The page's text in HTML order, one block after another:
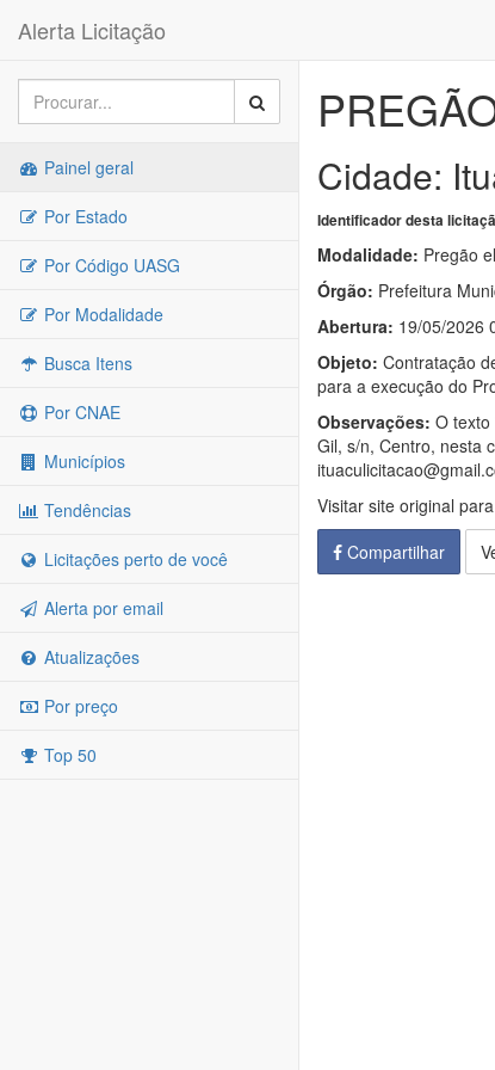
Alerta Licitação
Painel geral
Por Estado
Por Código UASG
Por Modalidade
Busca Itens
Por CNAE
Municípios
Tendências
Licitações perto de você
Alerta por email
Atualizações
Por preço
Top 50
Cidade:
Identificador desta
Modalidade: Pregão
Órgão: Prefeitura
Abertura: 19/05/2026
Objeto: Contratação
para a execução do
Observações: O
Gil, s/n, Centro, nesta
Visitar site original
Compartilhar